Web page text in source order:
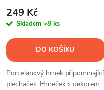
249 Kč
Skladem >8 ks
DO KOŠÍKU
Porcelánový hrnek připomínající
plecháček. Hrneček s dekorem